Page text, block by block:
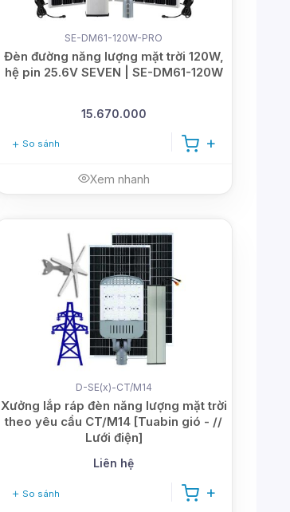
SE-DM61-120W-PRO
Đèn đường năng lượng mặt trời 120W,
hệ pin 25.6V SEVEN | SE-DM61-120W
15.670.000
So sánh
Xem nhanh
D-SE(x)-CT/M14
Xưởng lắp ráp đèn năng lượng mặt trời
theo yêu cầu CT/M14 [Tuabin gió - //
Lưới điện]
Liên hệ
So sánh